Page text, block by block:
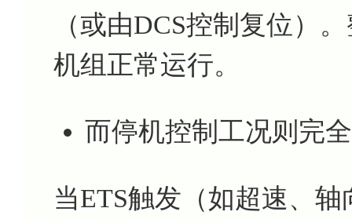
（或由DCS控制复位）
机组正常运行。
而停机控制工况则完
当ETS触发（如超速、